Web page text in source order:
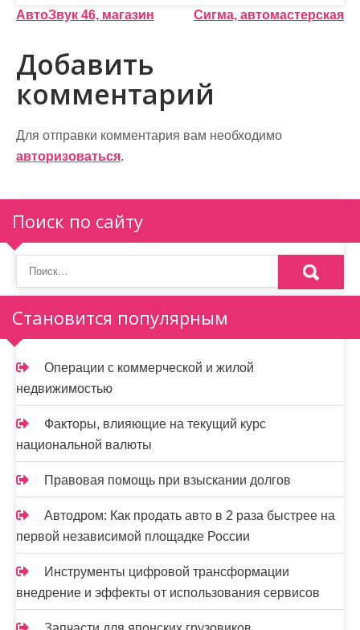
Н
а
в
и
г
а
ц
и
я
п
о
з
а
п
и
с
я
м
АвтоЗвук 46, магазин Сигма, автомастерская
Добавить
комментарий
Для отправки комментария вам необходимо
авторизоваться.
Поиск по сайту
Становится популярным
Операции с коммерческой и жилой
недвижимостью
Факторы, влияющие на текущий курс
национальной валюты
Правовая помощь при взыскании долгов
Автодром: Как продать авто в 2 раза быстрее на
первой независимой площадке России
Инструменты цифровой трансформации
внедрение и эффекты от использования сервисов